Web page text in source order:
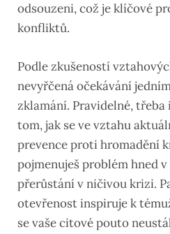
odsouzeni, což je klíčové
konfliktů.
Podle zkušeností
nevyřčená očekávání
zklamání. Pravidelné,
tom, jak se ve vztahu
prevence proti hromadění
pojmenuješ problém hned
přerůstání v ničivou krizi.
otevřenost inspiruje k
se vaše citové pouto